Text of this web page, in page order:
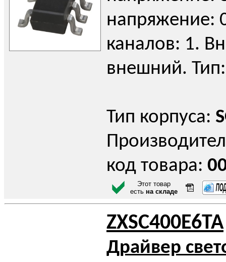
напряжение:
каналов: 1.
внешний.
Тип корпуса:
код товара:
Этот товар
есть на складе
ZXSC400E6TA
Драйвер